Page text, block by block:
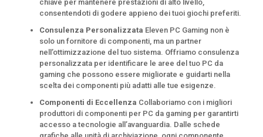
chiave per mantenere prestazioni di alto livello,
consentendoti di godere appieno dei tuoi giochi preferiti.
Consulenza Personalizzata Eleven PC Gaming non è
solo un fornitore di componenti, ma un partner
nell’ottimizzazione del tuo sistema. Offriamo consulenza
personalizzata per identificare le aree del tuo PC da
gaming che possono essere migliorate e guidarti nella
scelta dei componenti più adatti alle tue esigenze.
Componenti di Eccellenza Collaboriamo con i migliori
produttori di componenti per PC da gaming per garantirti
accesso a tecnologie all’avanguardia. Dalle schede